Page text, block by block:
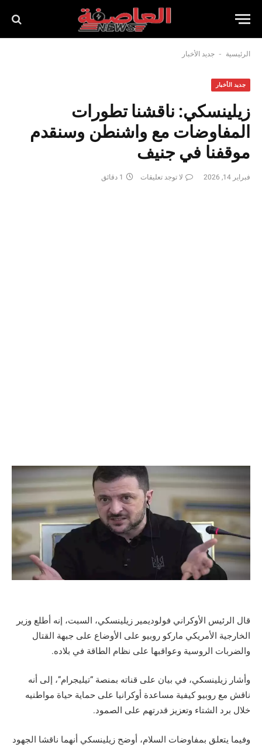
الرئيسية - جديد الأخبار
جديد الأخبار
زيلينسكي: ناقشنا تطورات
المفاوضات مع واشنطن وسنقدم
موقفنا في جنيف
فبراير 14, 2026 لا توجد تعليقات 1 دقائق
قال الرئيس الأوكراني فولوديمير زيلينسكي، السبت، إنه أطلع وزير
الخارجية الأمريكي ماركو روبيو على الأوضاع على جبهة القتال
والضربات الروسية وعواقبها على نظام الطاقة في بلاده.
وأشار زيلينسكي، في بيان على قناته بمنصة “تيليجرام”، إلى أنه
ناقش مع روبيو كيفية مساعدة أوكرانيا على حماية حياة مواطنيه
خلال برد الشتاء وتعزيز قدرتهم على الصمود.
وفيما يتعلق بمفاوضات السلام، أوضح زيلينسكي أنهما ناقشا الجهود